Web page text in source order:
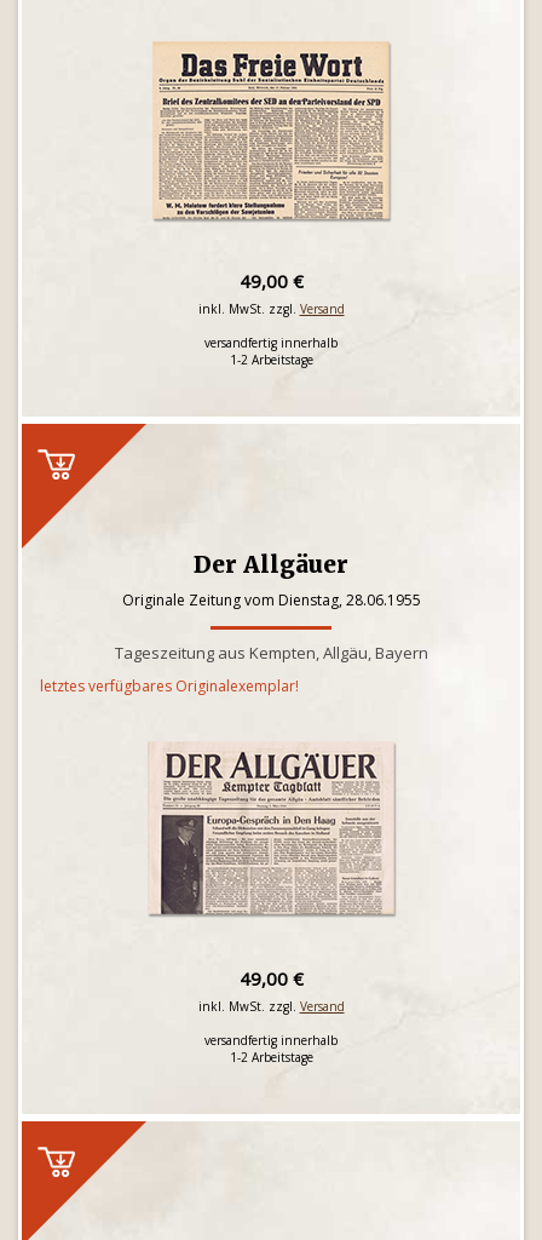
49,00 €
inkl. MwSt. zzgl. Versand
versandfertig innerhalb
1-2 Arbeitstage
Der Allgäuer
Originale Zeitung vom Dienstag, 28.06.1955
Tageszeitung aus Kempten, Allgäu, Bayern
letztes verfügbares Originalexemplar!
49,00 €
inkl. MwSt. zzgl. Versand
versandfertig innerhalb
1-2 Arbeitstage